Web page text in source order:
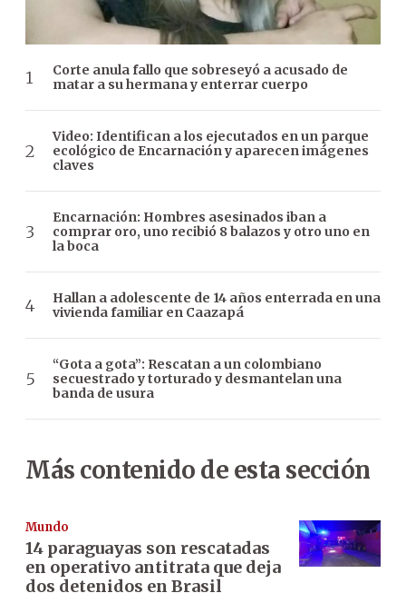
Corte anula fallo que sobreseyó a acusado de
matar a su hermana y enterrar cuerpo
Video: Identifican a los ejecutados en un parque
ecológico de Encarnación y aparecen imágenes
claves
Encarnación: Hombres asesinados iban a
comprar oro, uno recibió 8 balazos y otro uno en
la boca
Hallan a adolescente de 14 años enterrada en una
vivienda familiar en Caazapá
“Gota a gota”: Rescatan a un colombiano
secuestrado y torturado y desmantelan una
banda de usura
Más contenido de esta sección
Mundo
14 paraguayas son rescatadas
en operativo antitrata que deja
dos detenidos en Brasil